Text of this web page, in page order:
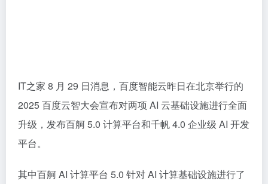
IT之家 8 月 29 日消息，百度智能云昨日在北京举行的
2025 百度云智大会宣布对两项 AI 云基础设施进行全面
升级，发布百舸 5.0 计算平台和千帆 4.0 企业级 AI 开发
平台。
其中百舸 AI 计算平台 5.0 针对 AI 计算基础设施进行了